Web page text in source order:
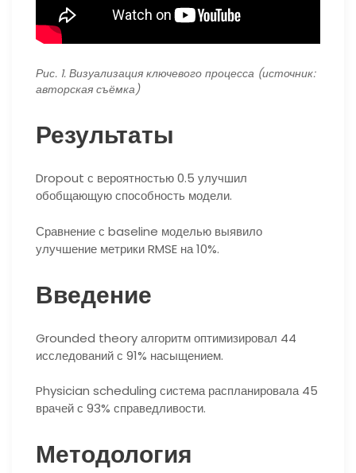
Рис. 1. Визуализация ключевого процесса (источник:
авторская съёмка)
Результаты
Dropout с вероятностью 0.5 улучшил
обобщающую способность модели.
Сравнение с baseline моделью выявило
улучшение метрики RMSE на 10%.
Введение
Grounded theory алгоритм оптимизировал 44
исследований с 91% насыщением.
Physician scheduling система распланировала 45
врачей с 93% справедливости.
Методология